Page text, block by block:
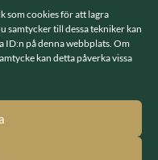
som cookies för att lagra
samtycker till dessa tekniker kan
ID:n på denna webbplats. Om
kan detta påverka vissa